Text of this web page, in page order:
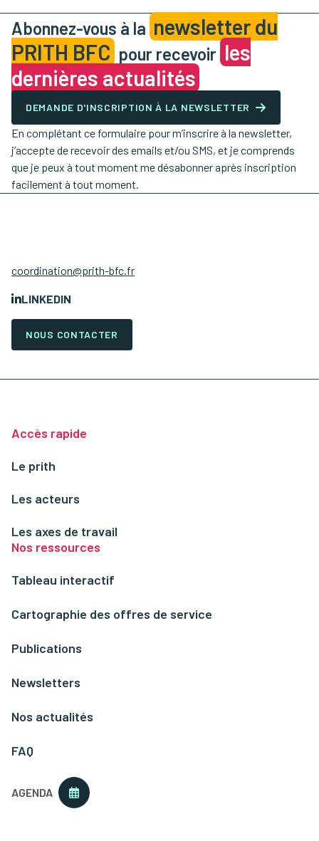
Abonnez-vous à la newsletter du
PRITH BFC pour recevoir les
dernières actualités
DEMANDE D'INSCRIPTION À LA NEWSLETTER
En complétant ce formulaire pour m’inscrire à la newsletter,
j’accepte de recevoir des emails et/ou SMS, et je comprends
que je peux à tout moment me désabonner après inscription
facilement à tout moment.
coordination@prith-bfc.fr
LINKEDIN
NOUS CONTACTER
Accès rapide
Le prith
Les acteurs
Les axes de travail
Nos ressources
Tableau interactif
Cartographie des offres de service
Publications
Newsletters
Nos actualités
FAQ
AGENDA